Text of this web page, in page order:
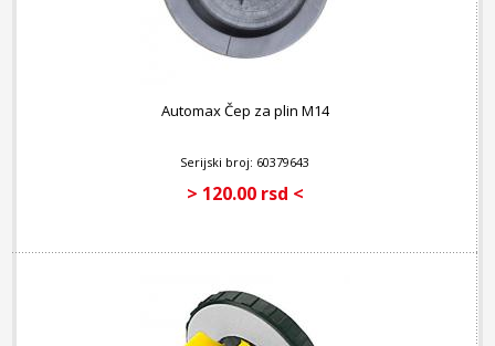
Automax Čep za plin M14
Serijski broj: 60379643
> 120.00 rsd <